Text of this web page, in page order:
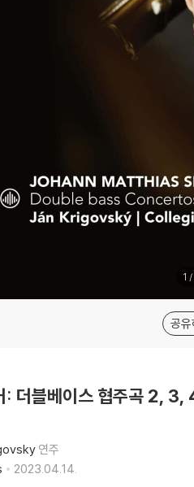
1 /
공유
: 더블베이스 협주곡
연주
2023.04.14.